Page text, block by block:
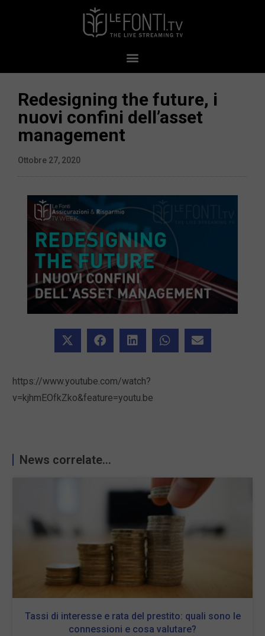
Redesigning the future, i
nuovi confini dell’asset
management
Ottobre 27, 2020
https://www.youtube.com/watch?
v=kjhmEOfkZko&feature=youtu.be
News correlate...
Tassi di interesse e rata del prestito: quali sono le
connessioni e cosa valutare?